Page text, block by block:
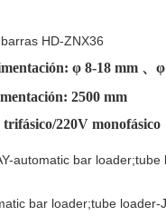
HD-ZNX36
φ 8-18 mm 、φ
2500 mm
220V monofásico